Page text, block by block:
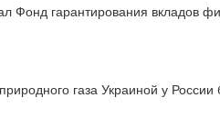
Фонд гарантирования вкладов
газа Украиной у